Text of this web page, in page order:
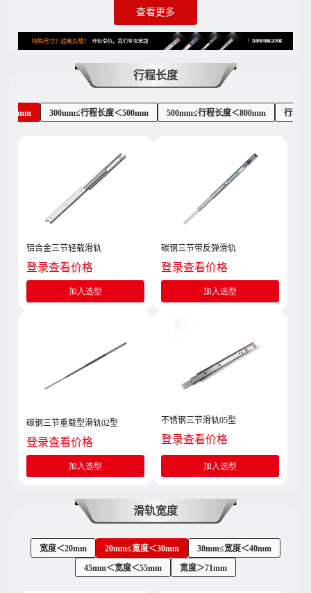
查看更多
行程长度
300mm 300mm≤行程长度＜500mm 500mm≤行程长度＜800mm 行程长
铝合金三节轻载滑轨
登录查看价格
加入选型
碳钢三节带反弹滑轨
登录查看价格
加入选型
碳钢三节重载型滑轨02型
登录查看价格
加入选型
不锈钢三节滑轨05型
登录查看价格
加入选型
滑轨宽度
宽度＜20mm 20mm≤宽度＜30mm
30mm≤宽度＜40mm
45mm＜宽度＜55mm
宽度＞71mm